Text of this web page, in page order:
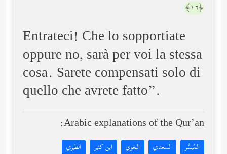
﴿١٦﴾
Entrateci! Che lo sopportiate
oppure no, sarà per voi la stessa
cosa. Sarete compensati solo di
quello che avrete fatto”.
Arabic explanations of the Qur’an:
المُيسَّر السعدي البغوي ابن كثير الطبري